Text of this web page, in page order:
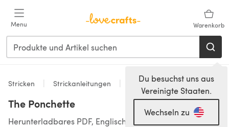
Menu Warenkorb
Du besuchst uns aus
Vereinigte Staaten.
Wechseln zu
Stricken Strickanleitungen Other
The Ponchette
Herunterladbares PDF, Englisch